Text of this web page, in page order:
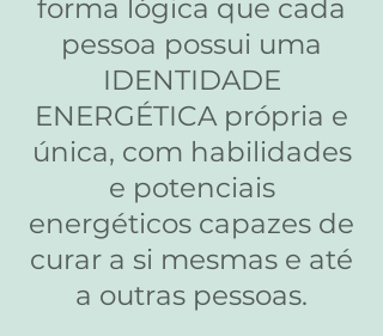
forma lógica que cada
pessoa possui uma
IDENTIDADE
ENERGÉTICA própria e
única, com habilidades
e potenciais
energéticos capazes de
curar a si mesmas e até
a outras pessoas.